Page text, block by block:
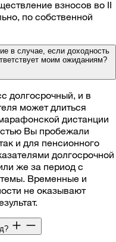
взносов во II
по собственной
в случае, если доходность
моим ожиданиям?
долгосрочный, и в
может длиться
дистанции
Вы пробежали
и для пенсионного
долгосрочной
же за период с
Временные и
не оказывают